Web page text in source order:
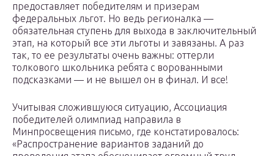
предоставляет победителям и призерам
федеральных льгот. Но ведь регионалка —
обязательная ступень для выхода в заключительный
этап, на который все эти льготы и завязаны. А раз
так, то ее результаты очень важны: оттерли
толкового школьника ребята с ворованными
подсказками — и не вышел он в финал. И все!
Учитывая сложившуюся ситуацию, Ассоциация
победителей олимпиад направила в
Минпросвещения письмо, где констатировалось:
«Распространение вариантов заданий до